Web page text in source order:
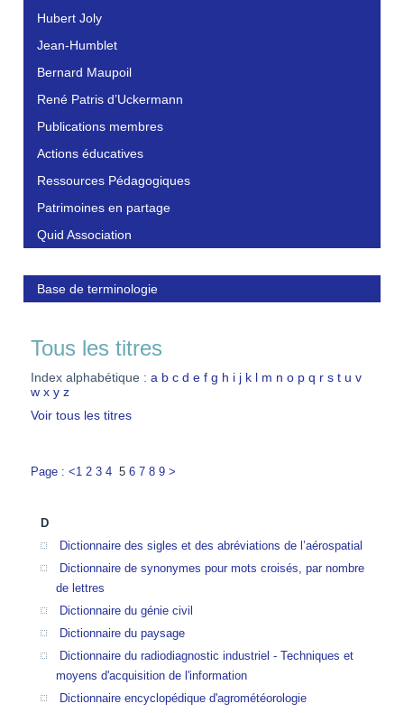
Hubert Joly
Jean-Humblet
Bernard Maupoil
René Patris d’Uckermann
Publications membres
Actions éducatives
Ressources Pédagogiques
Patrimoines en partage
Quid Association
Base de terminologie
Tous les titres
Index alphabétique :a b c d e f g h i j k l m n o p q r s t u v
w x y z
Voir tous les titres
Page : <1234 56789>
D
Dictionnaire des sigles et des abréviations de l’aérospatial
Dictionnaire de synonymes pour mots croisés, par nombre
de lettres
Dictionnaire du génie civil
Dictionnaire du paysage
Dictionnaire du radiodiagnostic industriel - Techniques et
moyens d'acquisition de l'information
Dictionnaire encyclopédique d'agrométéorologie